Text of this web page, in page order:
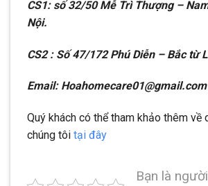
CS1: số 32/50 Mễ Trì Thượng –
Nội.
CS2 : Số 47/172 Phú Diễn – Bắc từ
Email: Hoahomecare01@gmail.com
Quý khách có thể tham khảo thêm về
chúng tôi tại đây
Bạn là